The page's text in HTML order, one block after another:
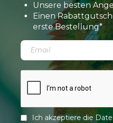
Unsere besten
Einen
erste Bestellung*
Ich akzeptiere die